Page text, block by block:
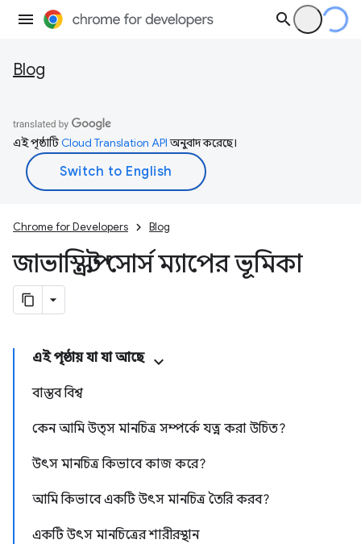
Blog
এই পৃষ্ঠাটিCloud Translation APIঅনুবাদ করেছে।
Chrome for Developers Blog
জাভাস্ক্রিপ্ট সোর্স ম্যাপের ভূমিকা
এই পৃষ্ঠায় যা যা আছে
বাস্তব বিশ্ব
কেন আমি উত্স মানচিত্র সম্পর্কে যত্ন করা উচিত?
উৎস মানচিত্র কিভাবে কাজ করে?
আমি কিভাবে একটি উৎস মানচিত্র তৈরি করব?
একটি উৎস মানচিত্রের শারীরস্থান